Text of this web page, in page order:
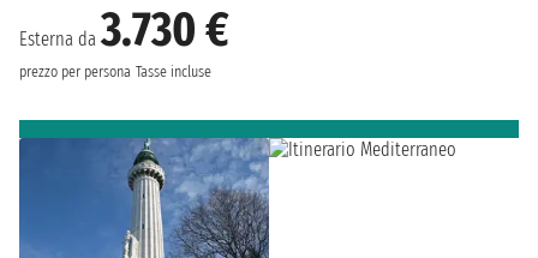
Esterna da3.730 €
prezzo per persona Tasse incluse